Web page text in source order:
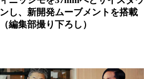
ンし、新開発ムーブメントを搭載
（編集部撮り下ろし）